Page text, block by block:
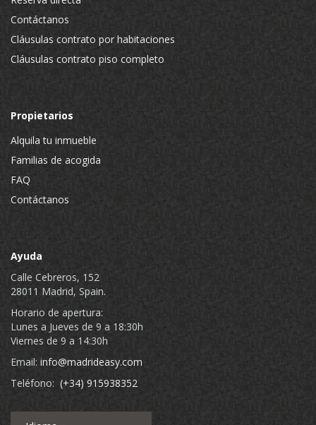
Contáctanos
Cláusulas contrato por habitaciones
Cláusulas contrato piso completo
Propietarios
Alquila tu inmueble
Familias de acogida
FAQ
Contáctanos
Ayuda
Calle Cebreros, 152
28011 Madrid, Spain.
Horario de apertura:
Lunes a Jueves de 9 a 18:30h
Viernes de 9 a 14:30h
Email: info@madrideasy.com
Teléfono: (+34) 915938352